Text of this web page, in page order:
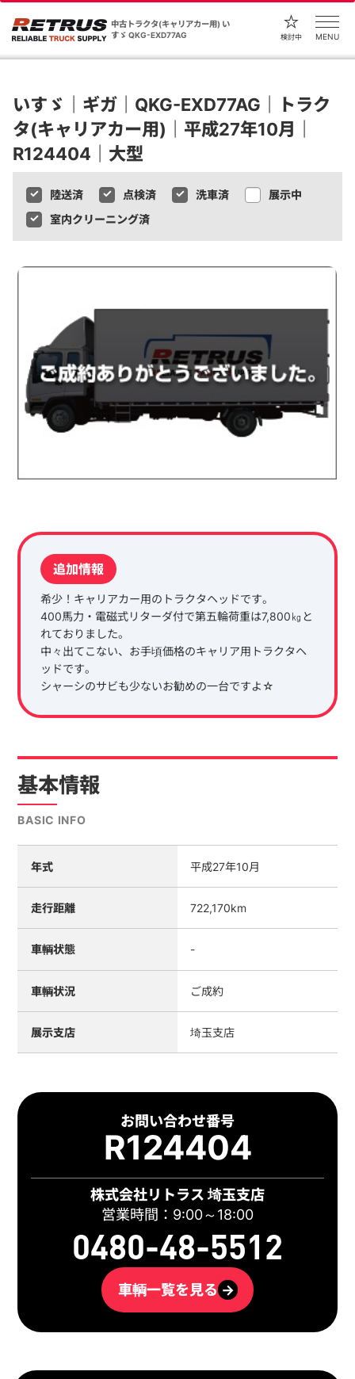
中古トラクタ(キャリアカー用) い
すゞ QKG-EXD77AG
検討中 MENU
いすゞ｜ギガ｜QKG-EXD77AG｜トラク
タ(キャリアカー用)｜平成27年10月｜
R124404｜大型
陸送済 点検済 洗車済
展示中
室内クリーニング済
追加情報
希少！キャリアカー用のトラクタヘッドです。
400馬力・電磁式リターダ付で第五輪荷重は7,800㎏と
れておりました。
中々出てこない、お手頃価格のキャリア用トラクタヘ
ッドです。
シャーシのサビも少ないお勧めの一台ですよ☆
基本情報
BASIC INFO
年式 平成27年10月
走行距離 722,170km
車輌状態 -
車輌状況 ご成約
展示支店 埼玉支店
お問い合わせ番号
R124404
株式会社リトラス 埼玉支店
営業時間：9:00～18:00
0480-48-5512
車輌一覧を見る →